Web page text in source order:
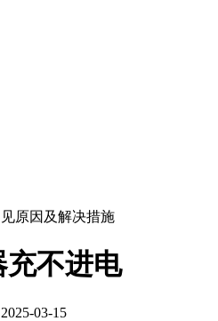
原因及解决措施
充不进电
03-15